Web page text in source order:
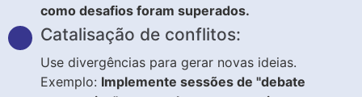
como desafios foram superados.
Catalisação de conflitos:
Use divergências para gerar novas ideias.
Exemplo: Implemente sessões de "debate